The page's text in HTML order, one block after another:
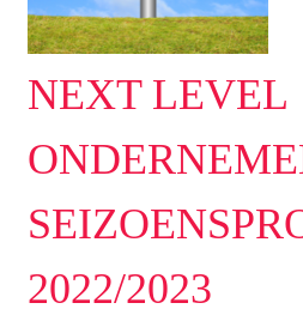
NEXT LEVEL
2022/2023